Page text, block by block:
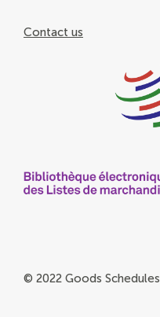
Contact us
© 2022 Goods Schedules